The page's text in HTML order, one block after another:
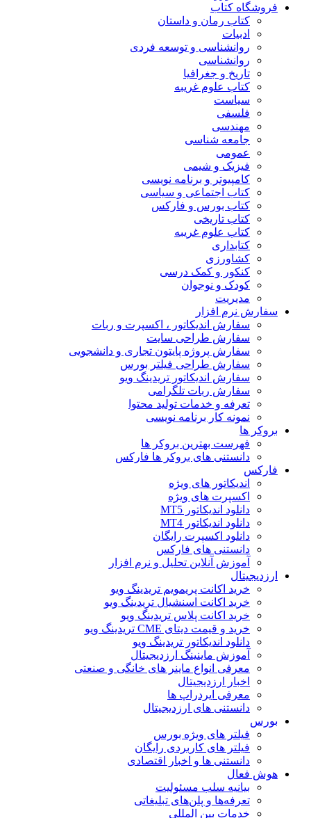
فروشگاه کتاب
کتاب رمان و داستان
ادبیات
روانشناسی و توسعه فردی
روانشناسی
تاریخ و جغرافیا
کتاب علوم غریبه
سیاست
فلسفی
مهندسی
جامعه شناسی
عمومی
فیزیک و شیمی
کامپیوتر و برنامه نویسی
کتاب اجتماعی و سیاسی
کتاب بورس و فارکس
کتاب تاریخی
کتاب علوم غریبه
کتابداری
کشاورزی
کنکور و کمک‌ درسی
کودک و نوجوان
مدیریت
سفارش نرم افزار
سفارش اندیکاتور ، اکسپرت و ربات
سفارش طراحی سایت
سفارش پروژه پایتون تجاری و دانشجویی
سفارش طراحی فیلتر بورس
سفارش اندیکاتور تریدینگ ویو
سفارش ربات تلگرامی
تعرفه و خدمات تولید محتوا
نمونه کار برنامه نویسی
بروکر ها
فهرست بهترین بروکر ها
دانستنی های بروکر ها فارکس
فارکس
اندیکاتور های ویژه
اکسپرت های ویژه
دانلود اندیکاتور MT5
دانلود اندیکاتور MT4
دانلود اکسپرت رایگان
دانستنی های فارکس
آموزش آنلاین تحلیل و نرم افزار
ارزدیجیتال
خرید اکانت پریمویم تریدینگ ویو
خرید اکانت اسنشیال تریدینگ ویو
خرید اکانت پلاس تریدینگ ویو
خرید و قیمت دیتای CME تریدینگ ویو
دانلود اندیکاتور تریدینگ ویو
آموزش ماینینگ ارزدیجیتال
معرفی انواع ماینر های خانگی و صنعتی
اخبار ارزدیجیتال
معرفی ایردراپ ها
دانستنی های ارزدیجیتال
بورس
فیلتر های ویژه بورس
فیلتر های کاربردی رایگان
دانستنی ها و اخبار اقتصادی
هوش فعال
بیانیه سلب مسئولیت
تعرفه‌ها و پلن‌های تبلیغاتی
خدمات بین المللی